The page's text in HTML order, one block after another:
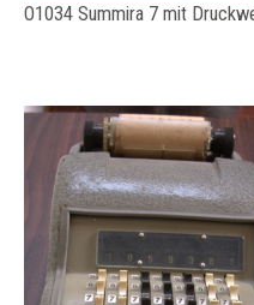
O1034 Summira 7 mit